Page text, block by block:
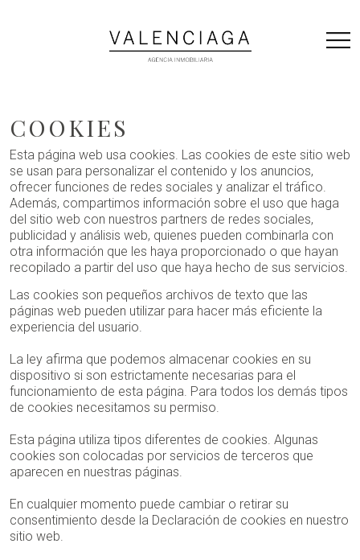
COOKIES
Esta página web usa cookies. Las cookies de este sitio web
se usan para personalizar el contenido y los anuncios,
ofrecer funciones de redes sociales y analizar el tráfico.
Además, compartimos información sobre el uso que haga
del sitio web con nuestros partners de redes sociales,
publicidad y análisis web, quienes pueden combinarla con
otra información que les haya proporcionado o que hayan
recopilado a partir del uso que haya hecho de sus servicios.
Las cookies son pequeños archivos de texto que las
páginas web pueden utilizar para hacer más eficiente la
experiencia del usuario.
La ley afirma que podemos almacenar cookies en su
dispositivo si son estrictamente necesarias para el
funcionamiento de esta página. Para todos los demás tipos
de cookies necesitamos su permiso.
Esta página utiliza tipos diferentes de cookies. Algunas
cookies son colocadas por servicios de terceros que
aparecen en nuestras páginas.
En cualquier momento puede cambiar o retirar su
consentimiento desde la Declaración de cookies en nuestro
sitio web.